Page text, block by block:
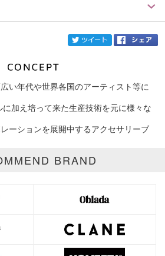
い年代や世界各国のアーティスト等に
加え培って来た生産技術を元に様々な
ーションを展開中するアクセサリーブ
BRAND